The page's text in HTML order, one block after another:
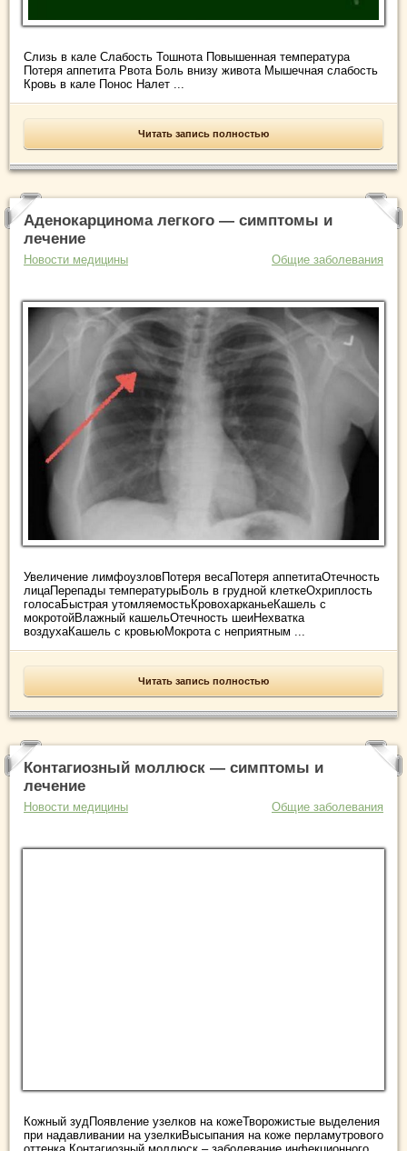
Слизь в кале Слабость Тошнота Повышенная температура
Потеря аппетита Рвота Боль внизу живота Мышечная слабость
Кровь в кале Понос Налет ...
Читать запись полностью
Аденокарцинома легкого — симптомы и
лечение
Новости медицины Общие заболевания
Увеличение лимфоузловПотеря весаПотеря аппетитаОтечность
лицаПерепады температурыБоль в грудной клеткеОхриплость
голосаБыстрая утомляемостьКровохарканьеКашель с
мокротойВлажный кашельОтечность шеиНехватка
воздухаКашель с кровьюМокрота с неприятным ...
Читать запись полностью
Контагиозный моллюск — симптомы и
лечение
Новости медицины Общие заболевания
Кожный зудПоявление узелков на кожеТворожистые выделения
при надавливании на узелкиВысыпания на коже перламутрового